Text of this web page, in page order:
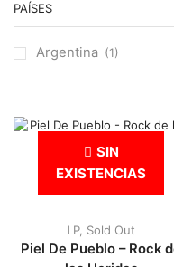
Heavy Metal
Sludge(35)
Thrash Metal(110)
PAÍSES
Argentina (1)
SIN
EXISTENCIAS
LP, Sold Out
Piel De Pueblo – Rock